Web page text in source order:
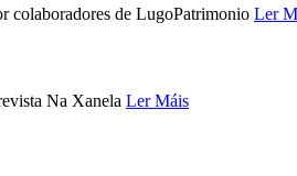
colaboradores de LugoPatrimonio Ler
Na Xanela Ler Máis